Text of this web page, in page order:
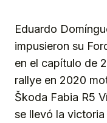
Eduardo
impusieron su
en el capítulo de
rallye en 2020
Škoda Fabia R5
se llevó la